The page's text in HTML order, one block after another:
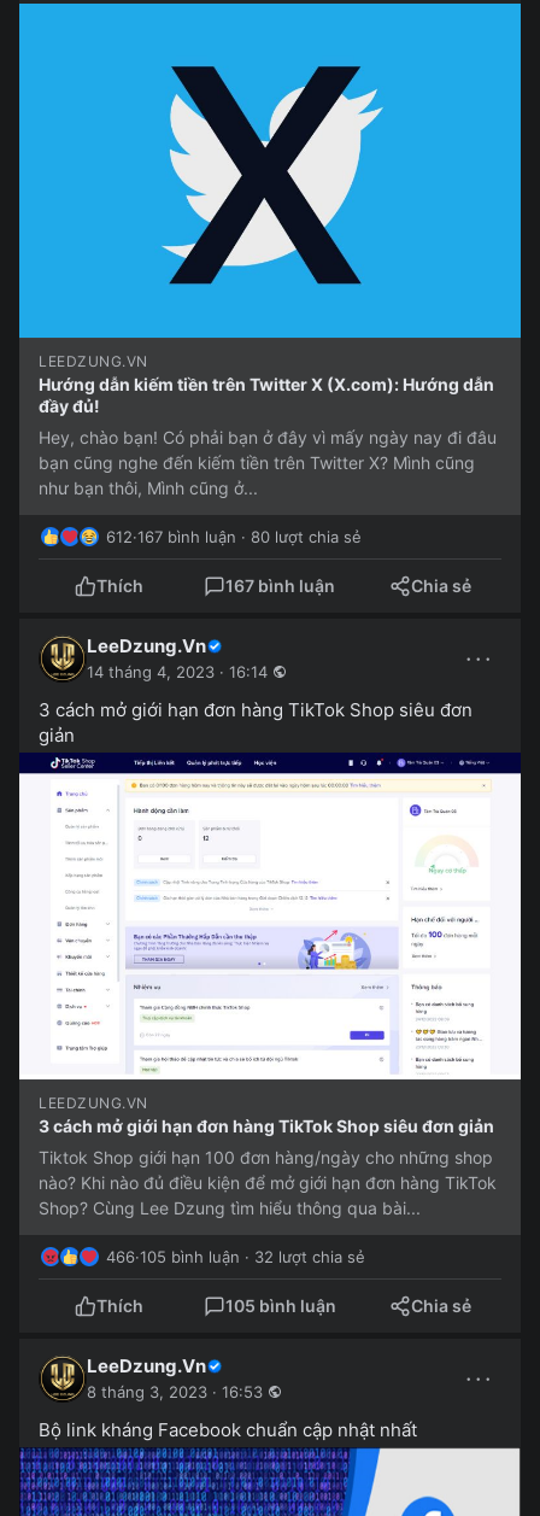
LEEDZUNG.VN
Hướng dẫn kiếm tiền trên Twitter X (X.com): Hướng dẫn
đầy đủ!
Hey, chào bạn! Có phải bạn ở đây vì mấy ngày nay đi đâu
bạn cũng nghe đến kiếm tiền trên Twitter X? Mình cũng
như bạn thôi, Mình cũng ở...
612·167 bình luận · 80 lượt chia sẻ
Thích 167 bình luận Chia sẻ
LeeDzung.Vn
14 tháng 4, 2023 · 16:14 ···
3 cách mở giới hạn đơn hàng TikTok Shop siêu đơn
giản
LEEDZUNG.VN
3 cách mở giới hạn đơn hàng TikTok Shop siêu đơn giản
Tiktok Shop giới hạn 100 đơn hàng/ngày cho những shop
nào? Khi nào đủ điều kiện để mở giới hạn đơn hàng TikTok
Shop? Cùng Lee Dzung tìm hiểu thông qua bài...
466·105 bình luận · 32 lượt chia sẻ
Thích 105 bình luận Chia sẻ
LeeDzung.Vn
8 tháng 3, 2023 · 16:53 ···
Bộ link kháng Facebook chuẩn cập nhật nhất